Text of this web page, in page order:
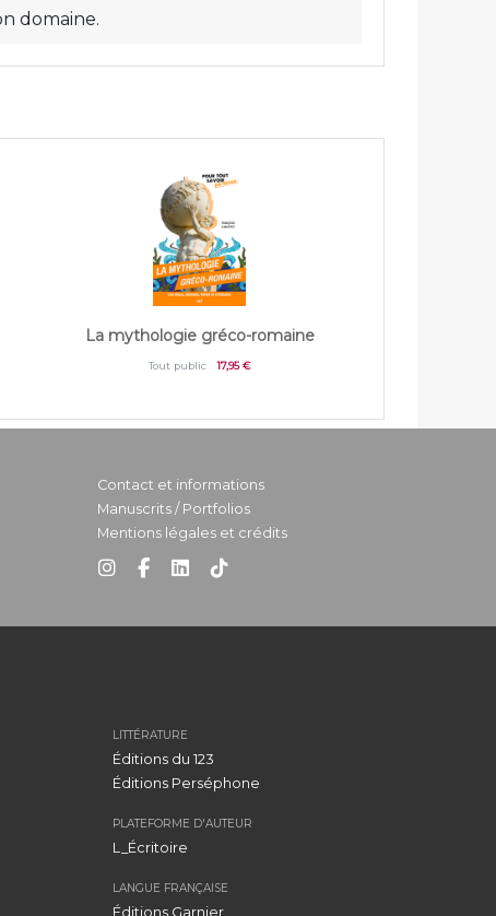
domaine.
La mythologie gréco-romaine
Tout public 17,95 €
Contact et informations
Manuscrits / Portfolios
Mentions légales et crédits
LITTÉRATURE
Éditions du 123
Éditions Perséphone
PLATEFORME D'AUTEUR
L_Écritoire
LANGUE FRANÇAISE
Éditions Garnier